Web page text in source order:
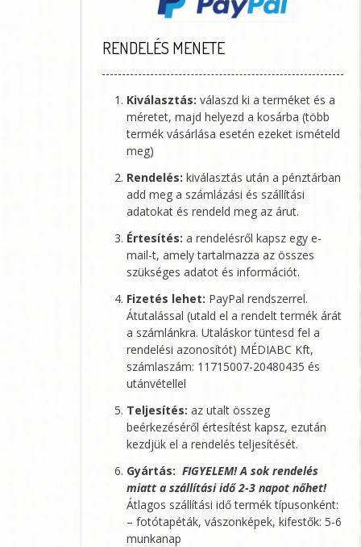
választhatókRENDELÉS MENETE
Kiválasztás: válaszd ki a terméket és a
méretet, majd helyezd a kosárba (több
termék vásárlása esetén ezeket ismételd
meg)
Rendelés: kiválasztás után a pénztárban
add meg a számlázási és szállítási
adatokat és rendeld meg az árut.
Értesítés: a rendelésről kapsz egy e-
mail-t, amely tartalmazza az összes
szükséges adatot és információt.
Fizetés lehet: PayPal rendszerrel.
Átutalással (utald el a rendelt termék árát
a számlánkra. Utaláskor tüntesd fel a
rendelési azonosítót) MÉDIABC Kft,
számlaszám: 11715007-20480435 és
utánvétellel
Teljesítés: az utalt összeg
beérkezéséről értesítést kapsz, ezután
kezdjük el a rendelés teljesítését.
Gyártás: FIGYELEM! A sok rendelés
miatt a szállítási idő 2-3 napot nőhet!
Átlagos szállítási idő termék típusonként:
– fotótapéták, vászonképek, kifestők: 5-6
munkanap